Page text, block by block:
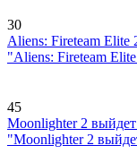
30
Aliens: Fireteam
"Aliens: Fireteam
45
Moonlighter 2 выйдет
"Moonlighter 2